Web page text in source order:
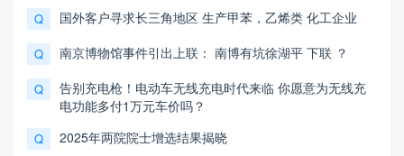
Q 国外客户寻求长三角地区 生产甲苯，乙烯类 化工企业
Q 南京博物馆事件引出上联： 南博有坑徐湖平 下联 ？
Q
告别充电枪！电动车无线充电时代来临 你愿意为无线充
电功能多付1万元车价吗？
Q 2025年两院院士增选结果揭晓